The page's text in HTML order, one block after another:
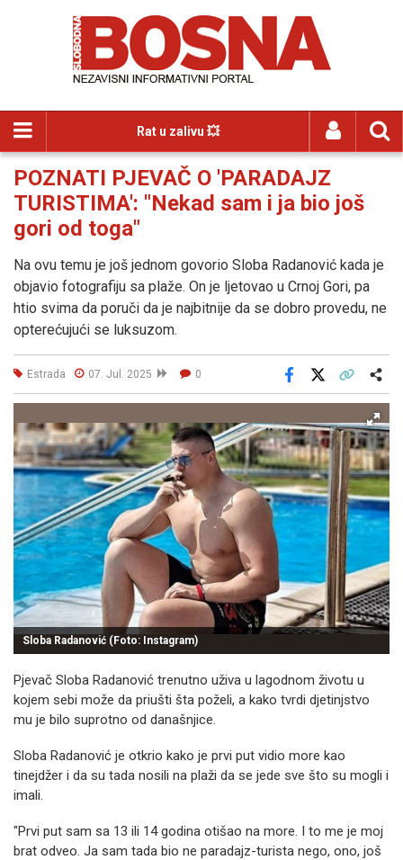
Rat u zalivu 💥
POZNATI PJEVAČ O 'PARADAJZ
TURISTIMA': "Nekad sam i ja bio još
gori od toga"
Na ovu temu je još jednom govorio Sloba Radanović kada je
objavio fotografiju sa plaže. On je ljetovao u Crnoj Gori, pa
htio svima da poruči da je najbitnije da se dobro provedu, ne
opterećujući se luksuzom.
Estrada 07. Jul. 2025 0
Facebook
Sloba Radanović (Foto: Instagram)
Pjevač Sloba Radanović trenutno uživa u lagodnom životu u
kojem sebi može da priušti šta poželi, a kako tvrdi djetinjstvo
mu je bilo suprotno od današnjice.
Sloba Radanović je otkrio kako je prvi put vidio more kao
tinejdžer i da su tada nosili na plaži da se jede sve što su mogli i
imali.
"Prvi put sam sa 13 ili 14 godina otišao na more. I to me je moj
brat odveo. Ja sam tada bio ne paradajz-turista nego, ono, još